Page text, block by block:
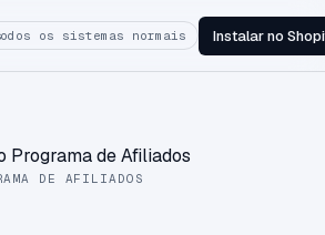
os sistemas normais Instalar no
Programa de Afiliados
DE AFILIADOS